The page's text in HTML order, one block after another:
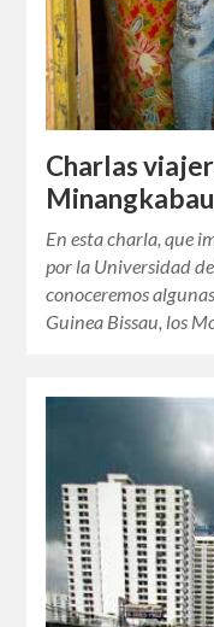
Charlas
En esta charla, que
por la Universidad
conoceremos
Guinea Bissau, los